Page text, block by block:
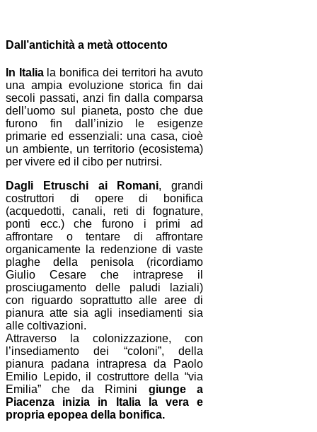
Dall’antichità a metà ottocento
In Italiala bonifica dei territori ha avuto
una ampia evoluzione storica fin dai
secoli passati, anzi fin dalla comparsa
dell’uomo sul pianeta, posto che due
furono fin dall’inizio le esigenze
primarie ed essenziali: una casa, cioè
un ambiente, un territorio (ecosistema)
per vivere ed il cibo per nutrirsi.
Dagli Etruschi ai Romani, grandi
costruttori di opere di bonifica
(acquedotti, canali, reti di fognature,
ponti ecc.) che furono i primi ad
affrontare o tentare di affrontare
organicamente la redenzione di vaste
plaghe della penisola (ricordiamo
Giulio Cesare che intraprese il
prosciugamento delle paludi laziali)
con riguardo soprattutto alle aree di
pianura atte sia agli insediamenti sia
alle coltivazioni.
Attraverso la colonizzazione, con
l’insediamento dei “coloni”, della
pianura padana intrapresa da Paolo
Emilio Lepido, il costruttore della “via
Emilia” che da Rimini giunge a
Piacenza inizia in Italia la vera e
propria epopea della bonifica.